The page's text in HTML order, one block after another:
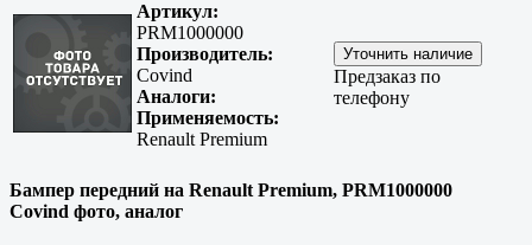
Артикул:
PRM1000000
Производитель:
Covind
Аналоги:
Применяемость:
Renault Premium
Предзаказ по
телефону
Бампер передний на Renault Premium, PRM1000000
Covind фото, аналог